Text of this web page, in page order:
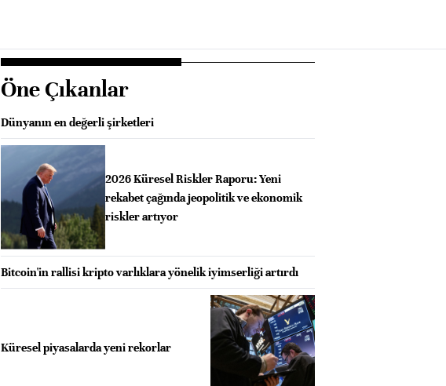
Öne Çıkanlar
Dünyanın en değerli şirketleri
2026 Küresel Riskler Raporu: Yeni
rekabet çağında jeopolitik ve ekonomik
riskler artıyor
Bitcoin'in rallisi kripto varlıklara yönelik iyimserliği artırdı
Küresel piyasalarda yeni rekorlar